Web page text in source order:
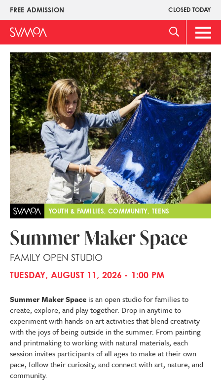
Skip
main
content
FREE ADMISSION CLOSED TODAY
Upper
Menu
Main
Image
YOUTH & FAMILIES, COMMUNITY, TEENS
Summer Maker Space
FAMILY OPEN STUDIO
TUESDAY, AUGUST 11, 2026 - 1:00 PM
Summer Maker Space is an open studio for families to
create, explore, and play together. Drop in anytime to
experiment with hands-on art activities that blend creativity
with the joys of being outside in the summer. From painting
and printmaking to working with natural materials, each
session invites participants of all ages to make at their own
pace, follow their curiosity, and connect with art, nature, and
community.